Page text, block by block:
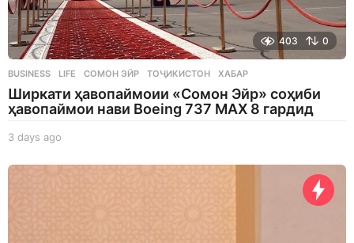
403 0
BUSINESS ,LIFE СОМОН ЭЙР ,ТОҶИКИСТОН ,ХАБАР
Ширкати ҳавопаймоии «Сомон Эйр» соҳиби
ҳавопаймои нави Boeing 737 MAX 8 гардид
3 days ago
a